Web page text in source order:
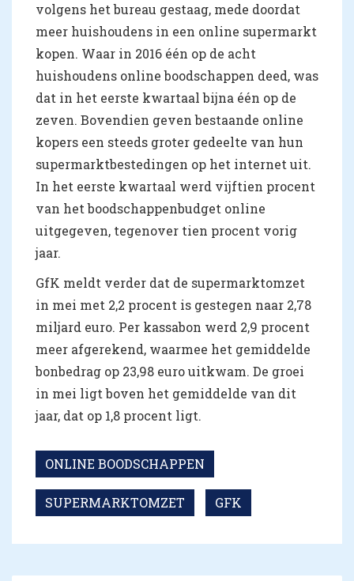
volgens het bureau gestaag, mede doordat
meer huishoudens in een online supermarkt
kopen. Waar in 2016 één op de acht
huishoudens online boodschappen deed, was
dat in het eerste kwartaal bijna één op de
zeven. Bovendien geven bestaande online
kopers een steeds groter gedeelte van hun
supermarktbestedingen op het internet uit.
In het eerste kwartaal werd vijftien procent
van het boodschappenbudget online
uitgegeven, tegenover tien procent vorig
jaar.
GfK meldt verder dat de supermarktomzet
in mei met 2,2 procent is gestegen naar 2,78
miljard euro. Per kassabon werd 2,9 procent
meer afgerekend, waarmee het gemiddelde
bonbedrag op 23,98 euro uitkwam. De groei
in mei ligt boven het gemiddelde van dit
jaar, dat op 1,8 procent ligt.
ONLINE BOODSCHAPPEN
SUPERMARKTOMZET GFK